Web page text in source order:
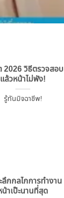
2026 วิธีตรวจสอ
แล้วหน้าไม่พัง!
รู้ทันมิจฉาชีพ!
กกลไกการทำงา
น้าเป๊ะนานที่สุด